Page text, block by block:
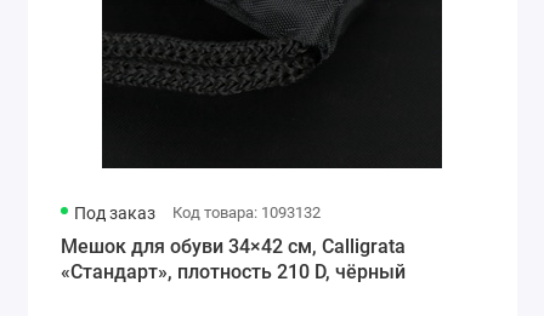
Под заказ Код товара: 1093132
Мешок для обуви 34×42 см, Calligrata
«Стандарт», плотность 210 D, чёрный